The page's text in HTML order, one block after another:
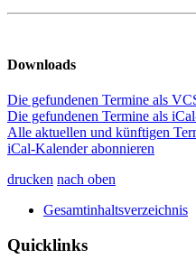
Downloads
Die gefundenen Termine als
Die gefundenen Termine als
Alle aktuellen und künftigen
iCal-Kalender abonnieren
drucken nach oben
Gesamtinhaltsverzeichnis
Quicklinks